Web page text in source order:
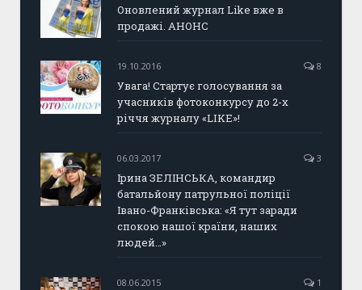
Оновлений журнал Like вже в
продажі. АНОНС
19.10.2016 8
Увага! Стартує голосування за
учасників фотоконкурсу до 2-х
річчя журналу «LIKE»!
06.03.2017 3
Ірина ЗЕЛІНСЬКА, командир
батальйону патрульної поліції
Івано-Франківська: «Я тут заради
спокою нашої країни, наших
людей…»
08.06.2015 1